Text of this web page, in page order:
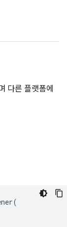
다른 플랫폼에
(